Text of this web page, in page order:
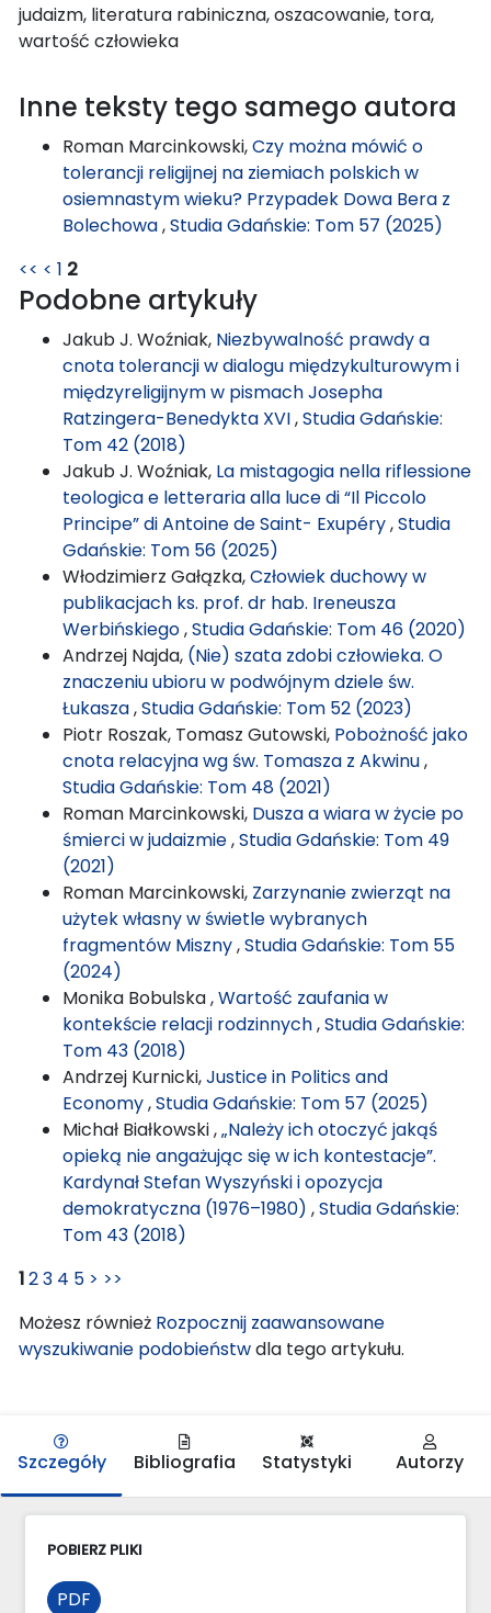
judaizm, literatura rabiniczna, oszacowanie, tora,
wartość człowieka
Inne teksty tego samego autora
Roman Marcinkowski,Czy można mówić o
tolerancji religijnej na ziemiach polskich w
osiemnastym wieku? Przypadek Dowa Bera z
Bolechowa,Studia Gdańskie: Tom 57 (2025)
<< < 1 2
Podobne artykuły
Jakub J. Woźniak, Niezbywalność prawdy a
cnota tolerancji w dialogu międzykulturowym i
międzyreligijnym w pismach Josepha
Ratzingera-Benedykta XVI,Studia Gdańskie:
Tom 42 (2018)
Jakub J. Woźniak, La mistagogia nella riflessione
teologica e letteraria alla luce di “Il Piccolo
Principe” di Antoine de Saint- Exupéry,Studia
Gdańskie: Tom 56 (2025)
Włodzimierz Gałązka,Człowiek duchowy w
publikacjach ks. prof. dr hab. Ireneusza
Werbińskiego,Studia Gdańskie: Tom 46 (2020)
Andrzej Najda, (Nie) szata zdobi człowieka. O
znaczeniu ubioru w podwójnym dziele św.
Łukasza,Studia Gdańskie: Tom 52 (2023)
Piotr Roszak, Tomasz Gutowski, Pobożność jako
cnota relacyjna wg św. Tomasza z Akwinu,
Studia Gdańskie: Tom 48 (2021)
Roman Marcinkowski, Dusza a wiara w życie po
śmierci w judaizmie,Studia Gdańskie: Tom 49
(2021)
Roman Marcinkowski, Zarzynanie zwierząt na
użytek własny w świetle wybranych
fragmentów Miszny,Studia Gdańskie: Tom 55
(2024)
Monika Bobulska ,Wartość zaufania w
kontekście relacji rodzinnych,Studia Gdańskie:
Tom 43 (2018)
Andrzej Kurnicki,Justice in Politics and
Economy,Studia Gdańskie: Tom 57 (2025)
Michał Białkowski ,„Należy ich otoczyć jakąś
opieką nie angażując się w ich kontestacje”.
Kardynał Stefan Wyszyński i opozycja
demokratyczna (1976–1980) ,Studia Gdańskie:
Tom 43 (2018)
123 4 5 > >>
Możesz również Rozpocznij zaawansowane
wyszukiwanie podobieństwdla tego artykułu.
Szczegóły Bibliografia Statystyki Autorzy
POBIERZ PLIKI
PDF